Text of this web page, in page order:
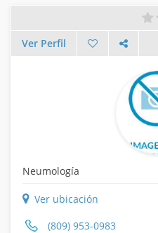
Ver Perfil
Neumología
Ver ubicación
(809) 953-0983